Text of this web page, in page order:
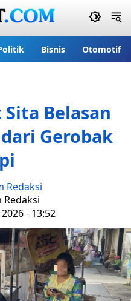
Bisnis Otomotif
Belasan
Gerobak
Redaksi
Redaksi
- 13:52